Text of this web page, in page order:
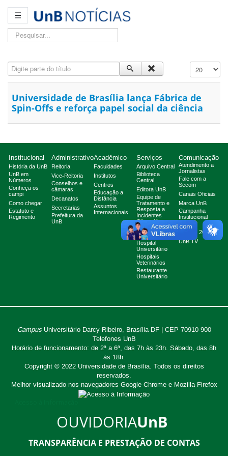
☰
Pesquisar...
Digite parte do título Exibir #
Universidade de Brasília lança Fábrica de
Spin-Offs e reforça papel social da ciência
Institucional
História da UnB
UnB em
Números
Conheça os
campi
Como chegar
Estatuto e
Regimento
Administrativo
Reitoria
Vice-Reitoria
Conselhos e
câmaras
Decanatos
Secretarias
Prefeitura da
UnB
Acadêmico
Faculdades
Institutos
Centros
Educação a
Distância
Assuntos
Internacionais
Serviços
Arquivo Central
Biblioteca
Central
Editora UnB
Equipe de
Tratamento e
Resposta a
Incidentes
Cibernéticos
Fazenda Água
Limpa
Hospital
Universitário
Hospitais
Veterinários
Restaurante
Universitário
Comunicação
Atendimento a
Jornalistas
Fale com a
Secom
Canais Oficiais
Marca UnB
Campanha
Institucional
2025
Planner 2024
UnB TV
CampusUniversitário Darcy Ribeiro, Brasília-DF | CEP 70910-900
Telefones UnB
Horário de funcionamento: de 2ª a 6ª, das 7h às 23h. Sábado, das 8h
às 18h.
Copyright © 2022 Universidade de Brasília. Todos os direitos
reservados.
Melhor visualizado nos navegadores Google Chrome e Mozilla Firefox
OUVIDORIAUnB
TRANSPARÊNCIA E PRESTAÇÃO DE CONTAS